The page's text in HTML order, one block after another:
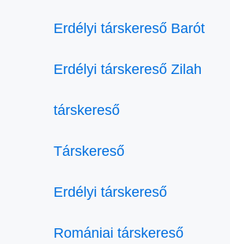
Erdélyi társkereső Barót
Erdélyi társkereső Zilah
társkereső
Társkereső
Erdélyi társkereső
Romániai társkereső